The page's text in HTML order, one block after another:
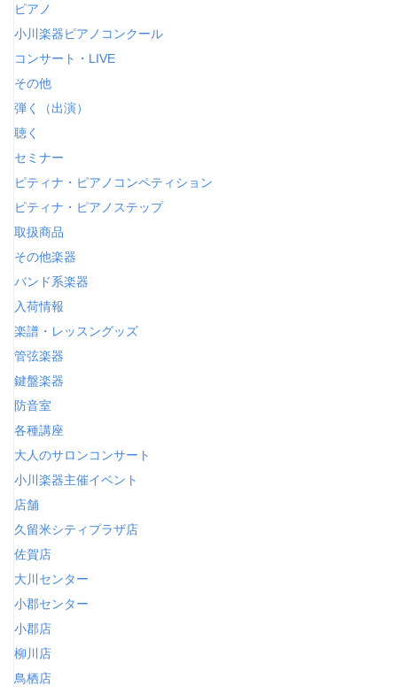
ピアノ
小川楽器ピアノコンクール
コンサート・LIVE
その他
弾く（出演）
聴く
セミナー
ピティナ・ピアノコンペティション
ピティナ・ピアノステップ
取扱商品
その他楽器
バンド系楽器
入荷情報
楽譜・レッスングッズ
管弦楽器
鍵盤楽器
防音室
各種講座
大人のサロンコンサート
小川楽器主催イベント
店舗
久留米シティプラザ店
佐賀店
大川センター
小郡センター
小郡店
柳川店
鳥栖店